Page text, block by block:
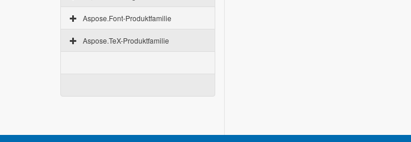
Aspose.Font-Produktfamilie
Aspose.TeX-Produktfamilie